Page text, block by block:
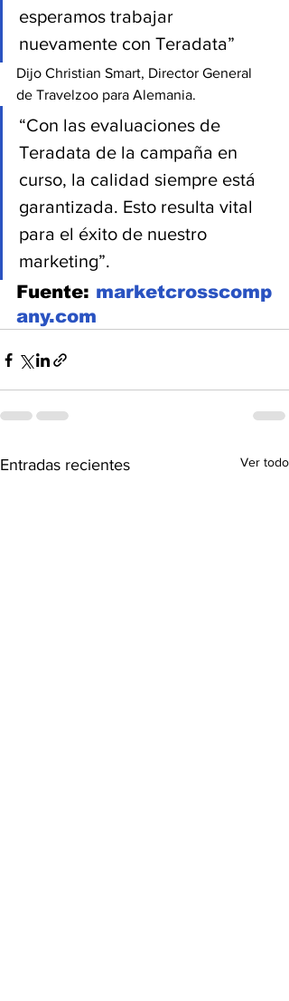
esperamos trabajar
nuevamente con Teradata”
Dijo Christian Smart, Director General
de Travelzoo para Alemania.
“Con las evaluaciones de
Teradata de la campaña en
curso, la calidad siempre está
garantizada. Esto resulta vital
para el éxito de nuestro
marketing”.
Fuente: marketcrosscomp
any.com
Entradas recientes Ver todo